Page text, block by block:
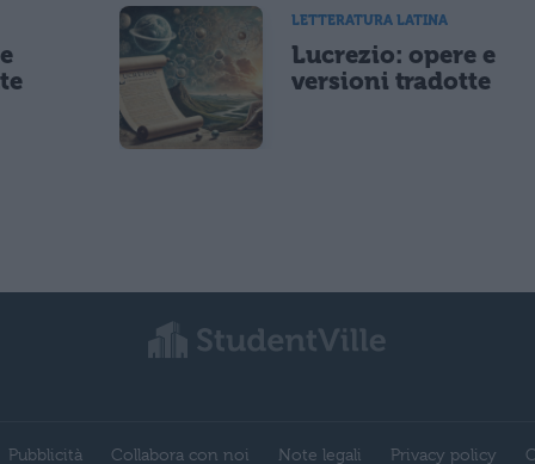
LETTERATURA LATINA
Lucrezio: opere e
versioni tradotte
Pubblicità Collabora con noi Note legali Privacy policy